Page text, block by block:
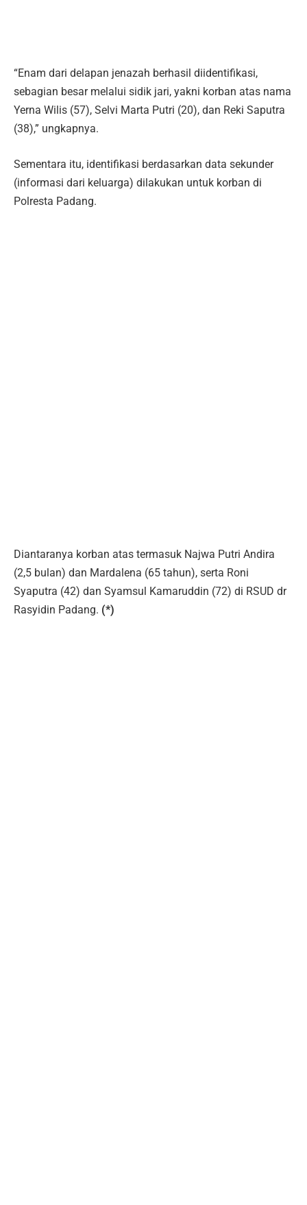
“Enam dari delapan jenazah berhasil diidentifikasi,
sebagian besar melalui sidik jari, yakni korban atas nama
Yerna Wilis (57), Selvi Marta Putri (20), dan Reki Saputra
(38),” ungkapnya.
Sementara itu, identifikasi berdasarkan data sekunder
(informasi dari keluarga) dilakukan untuk korban di
Polresta Padang.
Diantaranya korban atas termasuk Najwa Putri Andira
(2,5 bulan) dan Mardalena (65 tahun), serta Roni
Syaputra (42) dan Syamsul Kamaruddin (72) di RSUD dr
Rasyidin Padang. (*)